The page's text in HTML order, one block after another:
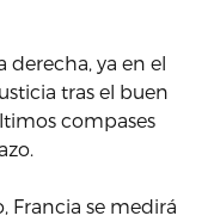
derecha, ya en el
tras el buen
compases
Francia se medirá